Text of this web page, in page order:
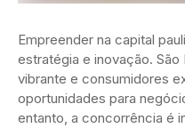
Empreender na capital
estratégia e inovação.
vibrante e consumidores
oportunidades para
entanto, a concorrência é